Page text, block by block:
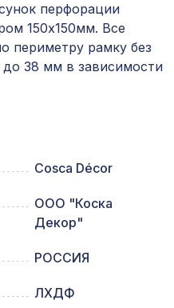
ГОТИКА,
7043 ₽
плита
МОДЕРН,
м
перфорации
150х150мм. Все
периметру рамку без
38 мм в зависимости
Cosca Décor
ООО "Коска
Декор"
РОССИЯ
ЛХДФ